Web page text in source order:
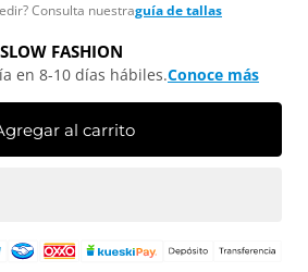
Consulta nuestraguía de tallas
FASHION
en 8-10 días hábiles.Conoce más
al carrito